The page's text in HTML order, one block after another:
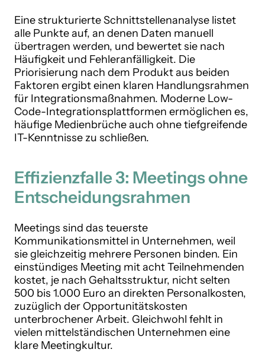
Eine strukturierte Schnittstellenanalyse listet
alle Punkte auf, an denen Daten manuell
übertragen werden, und bewertet sie nach
Häufigkeit und Fehleranfälligkeit. Die
Priorisierung nach dem Produkt aus beiden
Faktoren ergibt einen klaren Handlungsrahmen
für Integrationsmaßnahmen. Moderne Low-
Code-Integrationsplattformen ermöglichen es,
häufige Medienbrüche auch ohne tiefgreifende
IT-Kenntnisse zu schließen.
Effizienzfalle 3: Meetings ohne
Entscheidungsrahmen
Meetings sind das teuerste
Kommunikationsmittel in Unternehmen, weil
sie gleichzeitig mehrere Personen binden. Ein
einstündiges Meeting mit acht Teilnehmenden
kostet, je nach Gehaltsstruktur, nicht selten
500 bis 1.000 Euro an direkten Personalkosten,
zuzüglich der Opportunitätskosten
unterbrochener Arbeit. Gleichwohl fehlt in
vielen mittelständischen Unternehmen eine
klare Meetingkultur.